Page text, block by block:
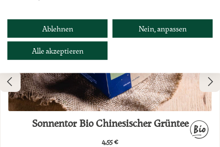
Ablehnen Nein, anpassen
Alle akzeptieren
Sonnentor Bio Chinesischer Grüntee
Regulärer Preis:
4,55 €